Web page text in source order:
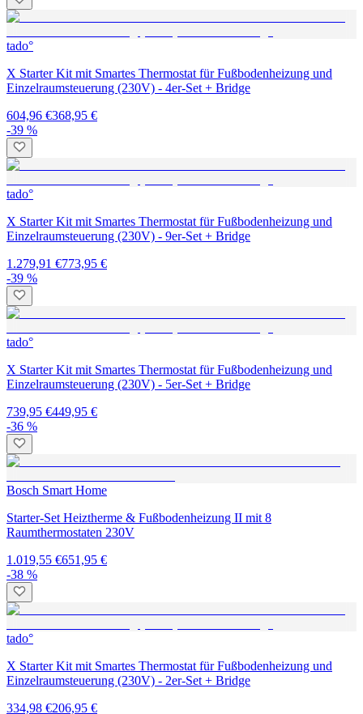
tado°
X Starter Kit mit Smartes Thermostat für Fußbodenheizung und
Einzelraumsteuerung (230V) - 4er-Set + Bridge
604,96 €368,95 €
-39 %
tado°
X Starter Kit mit Smartes Thermostat für Fußbodenheizung und
Einzelraumsteuerung (230V) - 9er-Set + Bridge
1.279,91 €773,95 €
-39 %
tado°
X Starter Kit mit Smartes Thermostat für Fußbodenheizung und
Einzelraumsteuerung (230V) - 5er-Set + Bridge
739,95 €449,95 €
-36 %
Bosch Smart Home
Starter-Set Heiztherme & Fußbodenheizung II mit 8
Raumthermostaten 230V
1.019,55 €651,95 €
-38 %
tado°
X Starter Kit mit Smartes Thermostat für Fußbodenheizung und
Einzelraumsteuerung (230V) - 2er-Set + Bridge
334,98 €206,95 €